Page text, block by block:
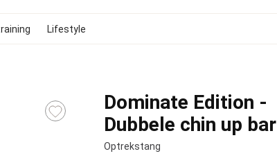
Lifestyle
Dominate Edition -
Dubbele chin up bar
Optrekstang